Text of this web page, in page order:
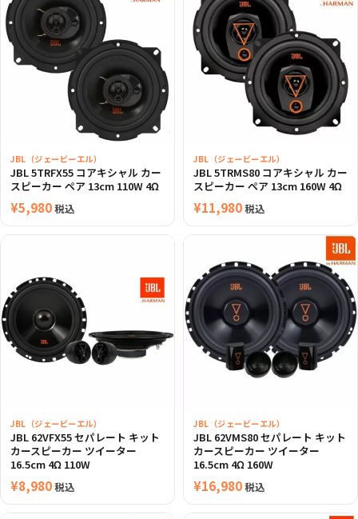
JBL（ジェービーエル）
JBL 5TRFX55 コアキシャル カー
スピーカー ペア 13cm 110W 4Ω
¥5,980税込
JBL（ジェービーエル）
JBL 5TRMS80 コアキシャル カー
スピーカー ペア 13cm 160W 4Ω
¥11,980税込
JBL（ジェービーエル）
JBL 62VFX55 セパレート キット
カースピーカー ツイーター
16.5cm 4Ω 110W
¥8,980税込
JBL（ジェービーエル）
JBL 62VMS80 セパレート キット
カースピーカー ツイーター
16.5cm 4Ω 160W
¥16,980税込